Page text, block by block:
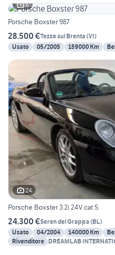
6
Porsche Boxster 987
28.500 €Tezze sul Brenta (VI)
Usato
05/2005 159000 Km
24
Porsche Boxster 3.2i 24V cat S
24.300 €Seren del Grappa (BL)
Usato
04/2004 140000 Km
Rivenditore DREAMLAB